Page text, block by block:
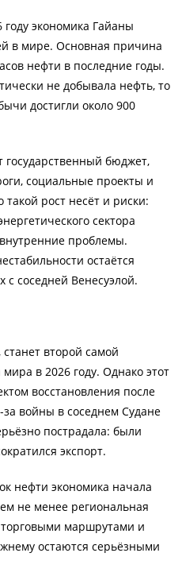
году экономика Гайаны
в мире. Основная причина
нефти в последние годы.
не добывала нефть, то
достигли около 900
бюджет,
социальные проекты и
рост несёт и риски:
сектора
проблемы.
остаётся
соседней Венесуэлой.
второй самой
в 2026 году. Однако этот
восстановления после
за войны в соседнем Судане
пострадала: были
экспорт.
нефти экономика начала
не менее региональная
маршрутами и
остаются серьёзными